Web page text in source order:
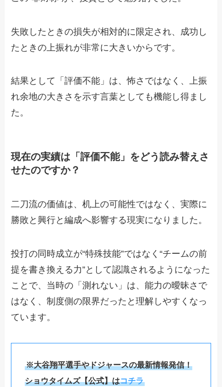
失敗したときの損失が相対的に限定され、成功し
たときの上振れが非常に大きいからです。
結果として「評価不能」は、怖さではなく、上振
れ余地の大きさを示す言葉としても機能し得まし
た。
現在の実績は「評価不能」をどう読み替えさ
せたのですか？
二刀流の価値は、机上の可能性ではなく、実際に
勝敗と興行と編成へ影響する現実になりました。
投打の同時成立が“特殊技能”ではなく“チームの前
提を書き換える力”として認識されるようになった
ことで、当時の「測れない」は、能力の曖昧さで
はなく、制度側の限界だったと理解しやすくなっ
ています。
※大谷翔平選手やドジャースの最新情報発信！
ショウタイムズ【公式】はコチラ